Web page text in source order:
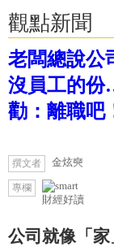
觀點新聞
老闆總說公
沒員工的份
勸：離職吧
撰文者 金炫奭
專欄
財經好讀
公司就像「